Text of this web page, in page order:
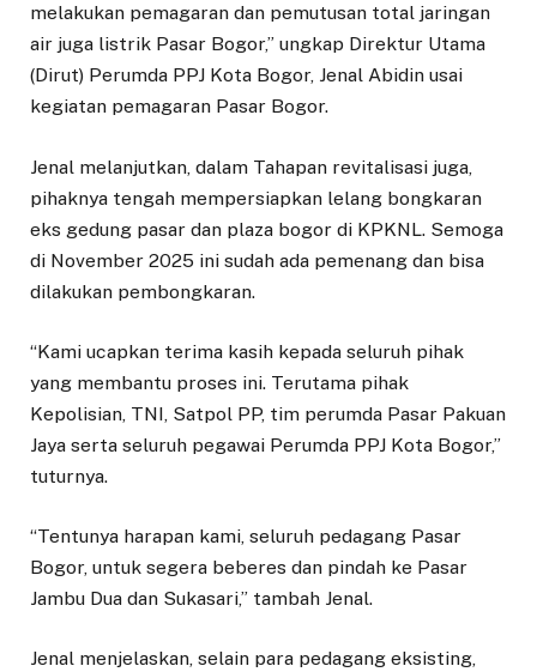
melakukan pemagaran dan pemutusan total jaringan
air juga listrik Pasar Bogor,” ungkap Direktur Utama
(Dirut) Perumda PPJ Kota Bogor, Jenal Abidin usai
kegiatan pemagaran Pasar Bogor.
Jenal melanjutkan, dalam Tahapan revitalisasi juga,
pihaknya tengah mempersiapkan lelang bongkaran
eks gedung pasar dan plaza bogor di KPKNL. Semoga
di November 2025 ini sudah ada pemenang dan bisa
dilakukan pembongkaran.
“Kami ucapkan terima kasih kepada seluruh pihak
yang membantu proses ini. Terutama pihak
Kepolisian, TNI, Satpol PP, tim perumda Pasar Pakuan
Jaya serta seluruh pegawai Perumda PPJ Kota Bogor,”
tuturnya.
“Tentunya harapan kami, seluruh pedagang Pasar
Bogor, untuk segera beberes dan pindah ke Pasar
Jambu Dua dan Sukasari,” tambah Jenal.
Jenal menjelaskan, selain para pedagang eksisting,